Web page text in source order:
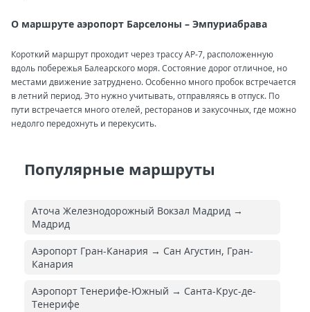
О маршруте аэропорт Барселоны – Эмпуриабрава
Короткий маршрут проходит через трассу АР-7, расположенную
вдоль побережья Балеарского моря. Состояние дорог отличное, но
местами движение затруднено. Особенно много пробок встречается
в летний период. Это нужно учитывать, отправляясь в отпуск. По
пути встречается много отелей, ресторанов и закусочных, где можно
недолго передохнуть и перекусить.
Популярные маршруты
Аточа Железнодорожный Вокзал Мадрид →
Мадрид
Аэропорт Гран-Канария → Сан Агустин, Гран-
Канария
Аэропорт Тенерифе-Южный → Санта-Крус-де-
Тенерифе